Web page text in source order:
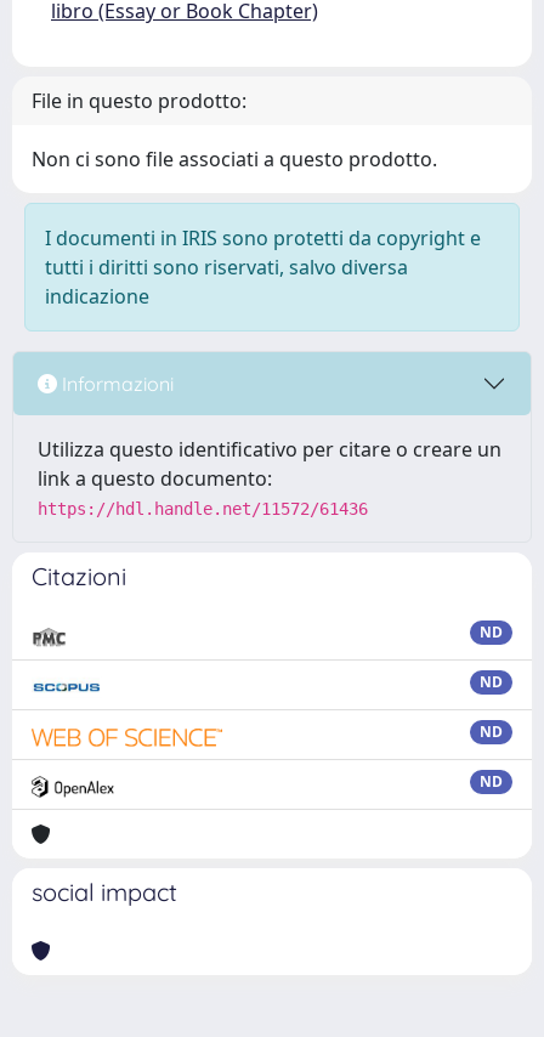
libro (Essay or Book Chapter)
File in questo prodotto:
Non ci sono file associati a questo prodotto.
I documenti in IRIS sono protetti da copyright e
tutti i diritti sono riservati, salvo diversa
indicazione
Informazioni
Utilizza questo identificativo per citare o creare un
link a questo documento:
https://hdl.handle.net/11572/61436
Citazioni
ND
ND
ND
ND
social impact